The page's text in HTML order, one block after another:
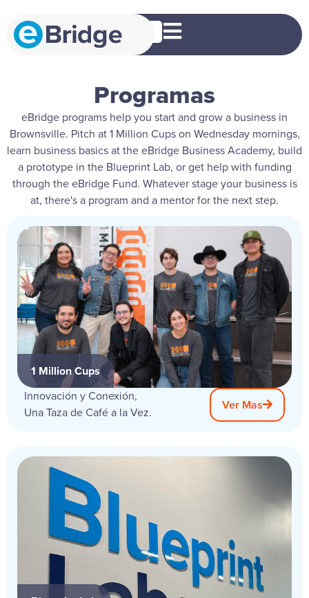
Programas
eBridge programs help you start and grow a business in
Brownsville. Pitch at 1 Million Cups on Wednesday mornings,
learn business basics at the eBridge Business Academy, build
a prototype in the Blueprint Lab, or get help with funding
through the eBridge Fund. Whatever stage your business is
at, there's a program and a mentor for the next step.
1 Million Cups
Innovación y Conexión,
Una Taza de Café a la Vez.
Ver Mas